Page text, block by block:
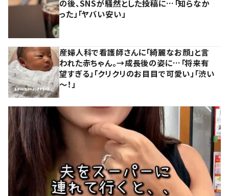
の後、SNSが騒然とした投稿に…「知らなか
った」「ヤバい安い」
産婦人科で看護師さんに「綺麗なお顔」と言
われた赤ちゃん。→成長後の姿に…「将来有
望すぎる」「クリクリのお目目で可愛い」「渋い
～！」